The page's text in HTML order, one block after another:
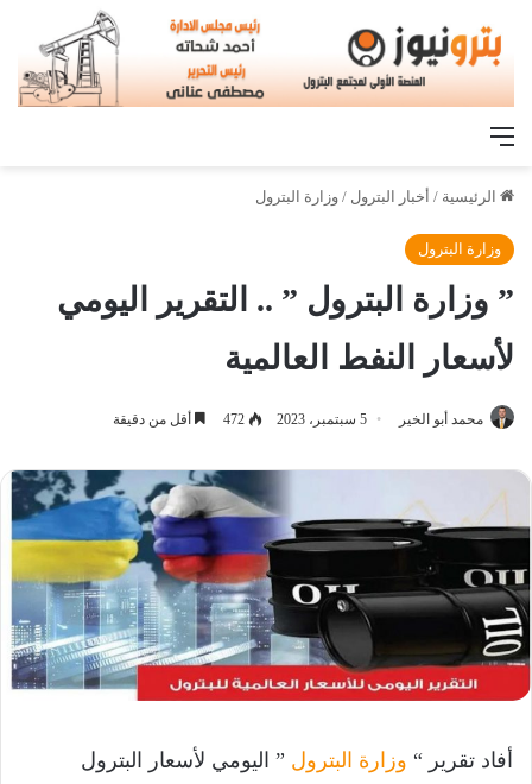
القائمة
الرئيسية / أخبار البترول / وزارة البترول
وزارة البترول
” وزارة البترول ” .. التقرير اليومي
لأسعار النفط العالمية
محمد أبو الخير 5 سبتمبر، 2023 472 أقل من دقيقة
أفاد تقرير “ وزارة البترول ” اليومي لأسعار البترول